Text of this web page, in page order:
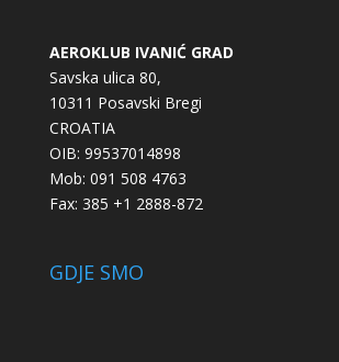
AEROKLUB IVANIĆ GRAD
Savska ulica 80,
10311 Posavski Bregi
CROATIA
OIB: 99537014898
Mob: 091 508 4763
Fax: 385 +1 2888-872
GDJE SMO